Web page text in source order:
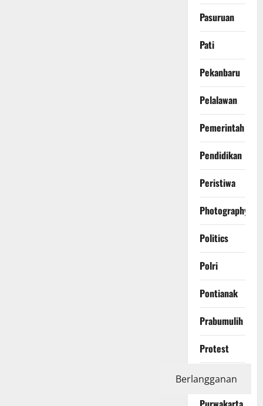
Pasuruan
Pati
Pekanbaru
Pelalawan
Pemerintah
Pendidikan
Peristiwa
Photography
Politics
Polri
Pontianak
Prabumulih
Protest
Purbalingga
Berlangganan